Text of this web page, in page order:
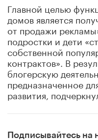
Главной целью
домов является
от продажи
подростки и дети
собственной
контрактов». В
блогерскую
предназначенное
развития,
Подписывайтесь на